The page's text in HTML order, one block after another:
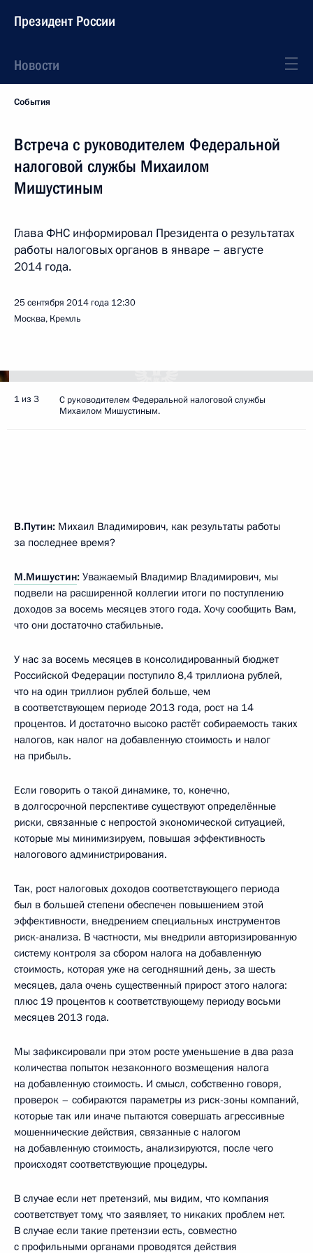
Президент России
Новости
События
Встреча с руководителем Федеральной
налоговой службы Михаилом
Мишустиным
Глава ФНС информировал Президента о результатах
работы налоговых органов в январе – августе
2014 года.
25 сентября 2014 года 12:30
Москва, Кремль
1 из 3
С руководителем Федеральной налоговой службы
Михаилом Мишустиным.
В.Путин: Михаил Владимирович, как результаты работы
за последнее время?
М.Мишустин: Уважаемый Владимир Владимирович, мы
подвели на расширенной коллегии итоги по поступлению
доходов за восемь месяцев этого года. Хочу сообщить Вам,
что они достаточно стабильные.
У нас за восемь месяцев в консолидированный бюджет
Российской Федерации поступило 8,4 триллиона рублей,
что на один триллион рублей больше, чем
в соответствующем периоде 2013 года, рост на 14
процентов. И достаточно высоко растёт собираемость таких
налогов, как налог на добавленную стоимость и налог
на прибыль.
Если говорить о такой динамике, то, конечно,
в долгосрочной перспективе существуют определённые
риски, связанные с непростой экономической ситуацией,
которые мы минимизируем, повышая эффективность
налогового администрирования.
Так, рост налоговых доходов соответствующего периода
был в большей степени обеспечен повышением этой
эффективности, внедрением специальных инструментов
риск-анализа. В частности, мы внедрили авторизированную
систему контроля за сбором налога на добавленную
стоимость, которая уже на сегодняшний день, за шесть
месяцев, дала очень существенный прирост этого налога:
плюс 19 процентов к соответствующему периоду восьми
месяцев 2013 года.
Мы зафиксировали при этом росте уменьшение в два раза
количества попыток незаконного возмещения налога
на добавленную стоимость. И смысл, собственно говоря,
проверок – собираются параметры из риск-зоны компаний,
которые так или иначе пытаются совершать агрессивные
мошеннические действия, связанные с налогом
на добавленную стоимость, анализируются, после чего
происходят соответствующие процедуры.
В случае если нет претензий, мы видим, что компания
соответствует тому, что заявляет, то никаких проблем нет.
В случае если такие претензии есть, совместно
с профильными органами проводятся действия